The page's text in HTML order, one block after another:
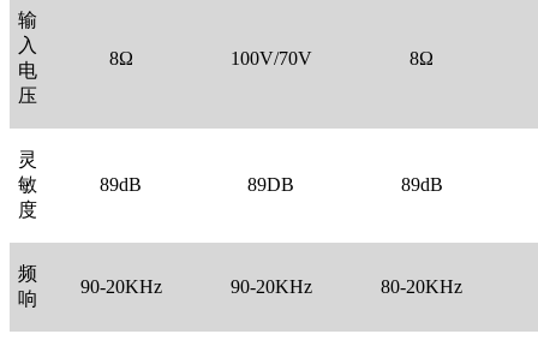
输
入
电
压
8Ω 100V/70V 8Ω
灵
敏
度
89dB 89DB 89dB
频
响
90-20KHz 90-20KHz 80-20KHz